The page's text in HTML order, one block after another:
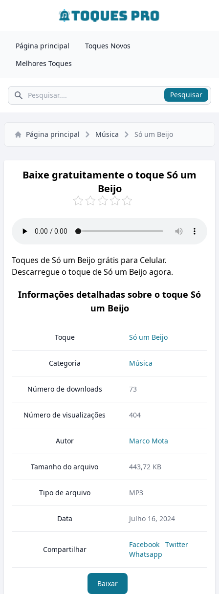
Página principal
Toques Novos
Melhores Toques
Pesquisar Pesquisar
Página principal Música Só um Beijo
Baixe gratuitamente o toque Só um
Beijo
Toques de Só um Beijo grátis para Celular.
Descarregue o toque de Só um Beijo agora.
Informações detalhadas sobre o toque Só
um Beijo
Toque Só um Beijo
Categoria Música
Número de downloads 73
Número de visualizações 404
Autor Marco Mota
Tamanho do arquivo 443,72 KB
Tipo de arquivo MP3
Data Julho 16, 2024
Compartilhar
Facebook
Twitter
Whatsapp
Baixar